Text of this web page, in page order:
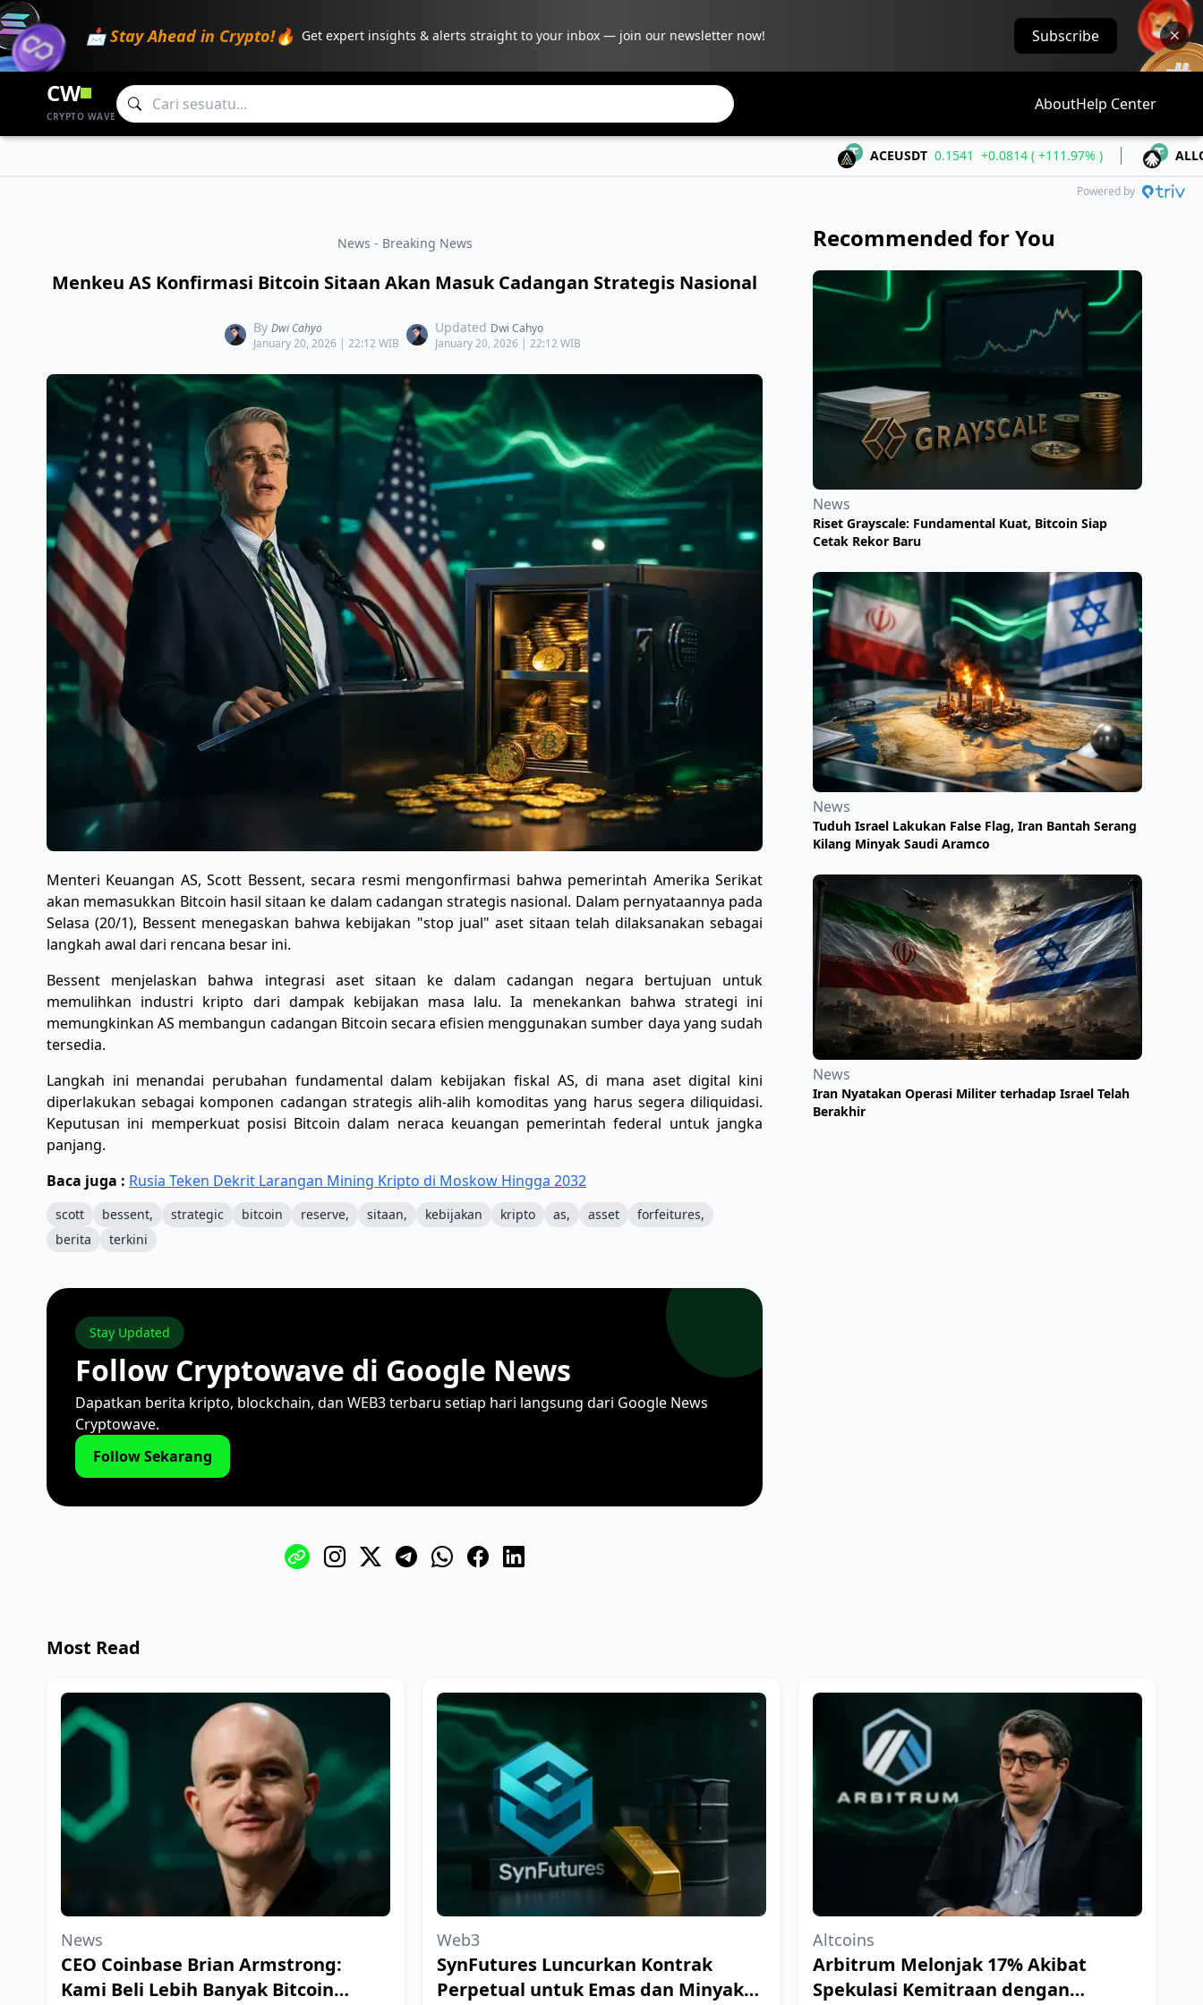
📩 Stay Ahead in Crypto!🔥 Get expert insights & alerts straight to your inbox — join our newsletter now! Subscribe
CW
CRYPTO WAVE
AboutHelp Center
ACEUSDT 0.1541 +0.0814 ( +111.97% ) ALLOUSDT
Powered by
News - Breaking News
Menkeu AS Konfirmasi Bitcoin Sitaan Akan Masuk Cadangan Strategis Nasional
By Dwi Cahyo
January 20, 2026 | 22:12 WIB
Updated Dwi Cahyo
January 20, 2026 | 22:12 WIB
Menteri Keuangan AS, Scott Bessent, secara resmi mengonfirmasi bahwa pemerintah Amerika Serikat
akan memasukkan Bitcoin hasil sitaan ke dalam cadangan strategis nasional. Dalam pernyataannya pada
Selasa (20/1), Bessent menegaskan bahwa kebijakan "stop jual" aset sitaan telah dilaksanakan sebagai
langkah awal dari rencana besar ini.
​Bessent menjelaskan bahwa integrasi aset sitaan ke dalam cadangan negara bertujuan untuk
memulihkan industri kripto dari dampak kebijakan masa lalu. Ia menekankan bahwa strategi ini
memungkinkan AS membangun cadangan Bitcoin secara efisien menggunakan sumber daya yang sudah
tersedia.
​Langkah ini menandai perubahan fundamental dalam kebijakan fiskal AS, di mana aset digital kini
diperlakukan sebagai komponen cadangan strategis alih-alih komoditas yang harus segera diliquidasi.
Keputusan ini memperkuat posisi Bitcoin dalam neraca keuangan pemerintah federal untuk jangka
panjang.
Baca juga : Rusia Teken Dekrit Larangan Mining Kripto di Moskow Hingga 2032
scott bessent, strategic bitcoin reserve, sitaan, kebijakan kripto as, asset
forfeitures,
berita
terkini
Stay Updated
Follow Cryptowave di Google News
Dapatkan berita kripto, blockchain, dan WEB3 terbaru setiap hari langsung dari Google News
Cryptowave.
Follow Sekarang
Recommended for You
News
Riset Grayscale: Fundamental Kuat, Bitcoin Siap
Cetak Rekor Baru
News
Tuduh Israel Lakukan False Flag, Iran Bantah Serang
Kilang Minyak Saudi Aramco
News
Iran Nyatakan Operasi Militer terhadap Israel Telah
Berakhir
Most Read
News
CEO Coinbase Brian Armstrong:
Kami Beli Lebih Banyak Bitcoin
Web3
SynFutures Luncurkan Kontrak
Perpetual untuk Emas dan Minyak
Altcoins
Arbitrum Melonjak 17% Akibat
Spekulasi Kemitraan dengan